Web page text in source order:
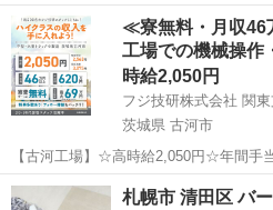
≪寮無料・月収46
工場での機械操
時給2,050円
フジ技研株式会社 関
茨城県 古河市
【古河工場】☆高時給2,050円☆年間手
当総額169万円☆年収630万円可☆寮費
の組立組付のお仕事☆自動車業界経験
茨城 古河市 その他
札幌市 清田区 バ